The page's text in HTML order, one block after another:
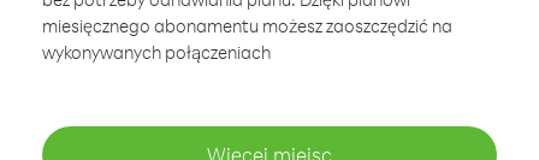
miesięcznego abonamentu możesz zaoszczędzić na
wykonywanych połączeniach
Więcej miejsc